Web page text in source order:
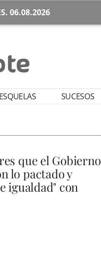
06.08.2026
ESQUELAS SUCESOS
que el Gobierno
lo pactado y
igualdad" con